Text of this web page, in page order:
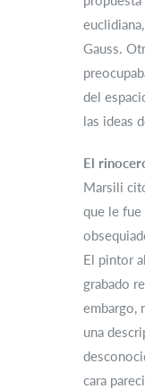
Gauss.
del
las ideas
El
Marsili
que le
El pintor
grabado
embargo,
una
cara